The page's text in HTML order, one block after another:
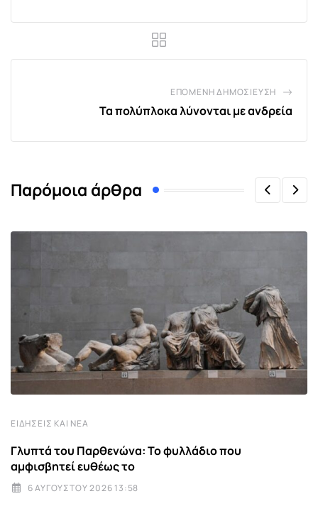
ΕΠΌΜΕΝΗ ΔΗΜΟΣΊΕΥΣΗ
Τα πολύπλοκα λύνονται με ανδρεία
Παρόμοια άρθρα
ΕΙΔΉΣΕΙΣ ΚΑΙ ΝΈΑ
Γλυπτά του Παρθενώνα: Το φυλλάδιο που
αμφισβητεί ευθέως το
6 ΑΥΓΟΎΣΤΟΥ 2026 13:58